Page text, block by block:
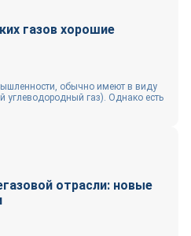
газов хорошие
обычно имеют в виду
газ). Однако есть
отрасли: новые